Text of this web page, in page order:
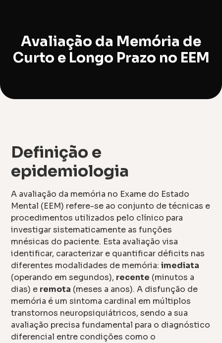
Avaliação da Memória de
Curto e Longo Prazo no EEM
Definição e
epidemiologia
A avaliação da memória no Exame do Estado
Mental (EEM) refere-se ao conjunto de técnicas e
procedimentos utilizados pelo clínico para
investigar sistematicamente as funções
mnésicas do paciente. Esta avaliação visa
identificar, caracterizar e quantificar déficits nas
diferentes modalidades de memória:imediata
(operando em segundos), recente (minutos a
dias) e remota (meses a anos). A disfunção de
memória é um sintoma cardinal em múltiplos
transtornos neuropsiquiátricos, sendo a sua
avaliação precisa fundamental para o diagnóstico
diferencial entre condições como o